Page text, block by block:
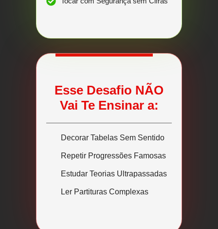
Esse Desafio NÃO
Vai Te Ensinar a:
Decorar Tabelas Sem Sentido
Repetir Progressões Famosas
Estudar Teorias Ultrapassadas
Ler Partituras Complexas